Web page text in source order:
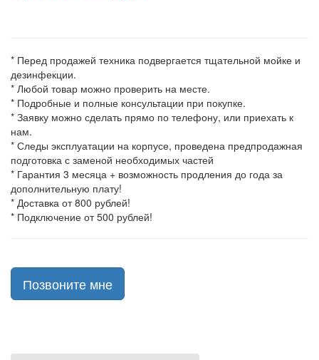
* Перед продажей техника подвергается тщательной мойке и
дезинфекции.
* Любой товар можно проверить на месте.
* Подробные и полные консультации при покупке.
* Заявку можно сделать прямо по телефону, или приехать к
нам.
* Следы эксплуатации на корпусе, проведена предпродажная
подготовка с заменой необходимых частей
* Гарантия 3 месяца + возможность продления до года за
дополнительную плату!
* Доставка от 800 рублей!
* Подключение от 500 рублей!
Позвоните мне